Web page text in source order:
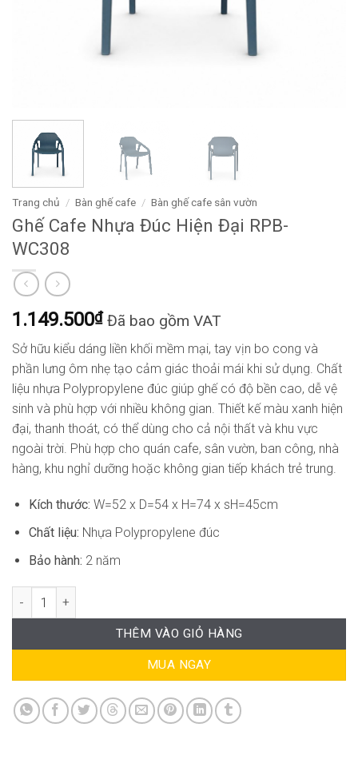
Trang chủ / Bàn ghế cafe / Bàn ghế cafe sân vườn
Ghế Cafe Nhựa Đúc Hiện Đại RPB-
WC308
1.149.500₫ Đã bao gồm VAT
Sở hữu kiểu dáng liền khối mềm mại, tay vịn bo cong và
phần lưng ôm nhẹ tạo cảm giác thoải mái khi sử dụng. Chất
liệu nhựa Polypropylene đúc giúp ghế có độ bền cao, dễ vệ
sinh và phù hợp với nhiều không gian. Thiết kế màu xanh hiện
đại, thanh thoát, có thể dùng cho cả nội thất và khu vực
ngoài trời. Phù hợp cho quán cafe, sân vườn, ban công, nhà
hàng, khu nghỉ dưỡng hoặc không gian tiếp khách trẻ trung.
Kích thước: W=52 x D=54 x H=74 x sH=45cm
Chất liệu: Nhựa Polypropylene đúc
Bảo hành: 2 năm
Ghế Cafe Nhựa Đúc Hiện Đại RPB-WC308 số lượng
THÊM VÀO GIỎ HÀNG
MUA NGAY